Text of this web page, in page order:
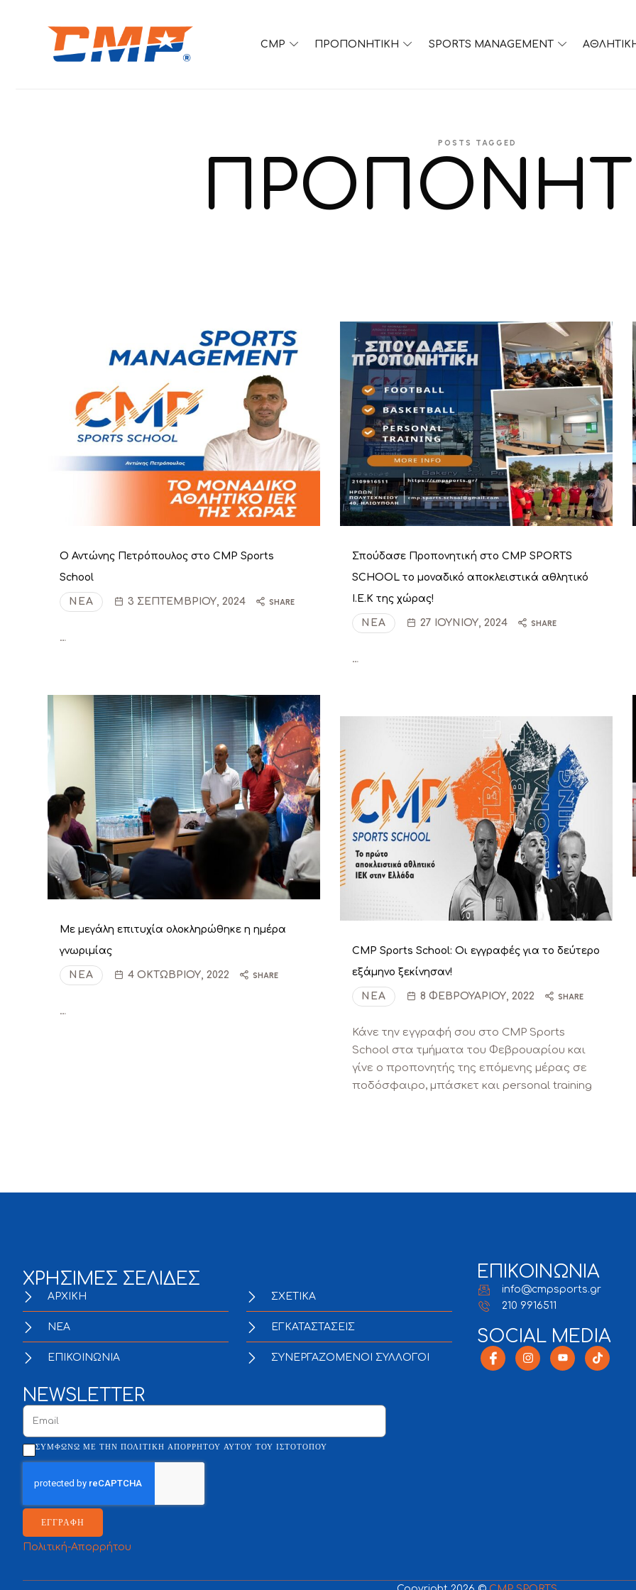
CMP ΠΡΟΠΟΝΗΤΙΚΗ SPORTS MANAGEMENT
POSTS TAGGED
Ο Αντώνης Πετρόπουλος στο CMP Sports
School
ΝΈΑ 3 ΣΕΠΤΕΜΒΡΊΟΥ, 2024 SHARE
…
Σπούδασε Προπονητική στο CMP SPORTS
SCHOOL το μοναδικό αποκλειστικά αθλητικό
Ι.Ε.Κ της χώρας!
ΝΈΑ 27 ΙΟΥΝΊΟΥ, 2024 SHARE
…
Με μεγάλη επιτυχία ολοκληρώθηκε η ημέρα
γνωριμίας
ΝΈΑ 4 ΟΚΤΩΒΡΊΟΥ, 2022 SHARE
…
CMP Sports School: Οι εγγραφές για το δεύτερο
εξάμηνο ξεκίνησαν!
ΝΈΑ 8 ΦΕΒΡΟΥΑΡΊΟΥ, 2022 SHARE
Κάνε την εγγραφή σου στο CMP Sports
School στα τμήματα του Φεβρουαρίου και
γίνε ο προπονητής της επόμενης μέρας σε
ποδόσφαιρο, μπάσκετ και personal training
ΧΡΗΣΙΜΕΣ ΣΕΛΙΔΕΣ
ΑΡΧΙΚΗ
NEA
ΕΠΙΚΟΙΝΩΝΙΑ
ΣΧΕΤΙΚΑ
ΕΓΚΑΤΑΣΤΑΣΕΙΣ
ΣΥΝΕΡΓΑΖΟΜΕΝΟΙ ΣΥΛΛΟΓΟΙ
ΕΠΙΚΟΙΝΩΝΙΑ
info@cmpsports.gr
210 9916511
SOCIAL MEDIA
NEWSLETTER
ΣΥΜΦΩΝΏ ΜΕ ΤΗΝ ΠΟΛΙΤΙΚΉ ΑΠΟΡΡΉΤΟΥ ΑΥΤΟΎ ΤΟΥ ΙΣΤΌΤΟΠΟΥ
ΕΓΓΡΑΦΗ
Πολιτική-Απορρήτου